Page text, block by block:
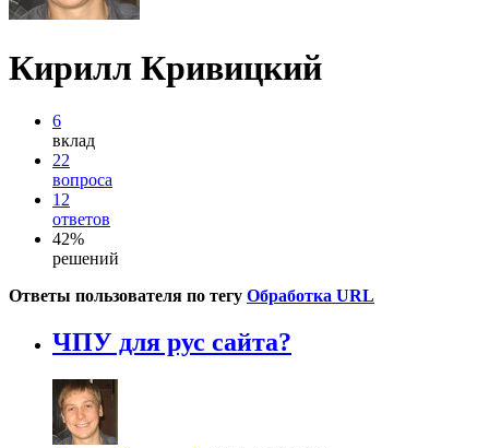
Кирилл Кривицкий
6
вклад
22
вопроса
12
ответов
42%
решений
Ответы пользователя по тегу Обработка URL
ЧПУ для рус сайта?